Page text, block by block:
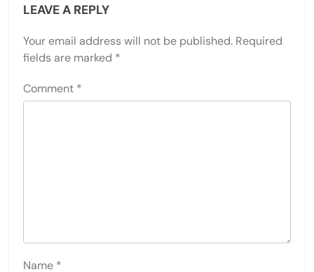
LEAVE A REPLY
Your email address will not be published. Required
fields are marked *
Comment *
Name *